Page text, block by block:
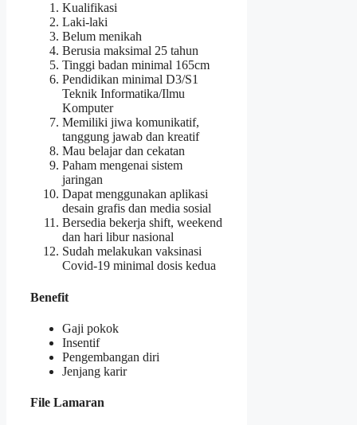
Kualifikasi
Laki-laki
Belum menikah
Berusia maksimal 25 tahun
Tinggi badan minimal 165cm
Pendidikan minimal D3/S1
Teknik Informatika/Ilmu
Komputer
Memiliki jiwa komunikatif,
tanggung jawab dan kreatif
Mau belajar dan cekatan
Paham mengenai sistem
jaringan
Dapat menggunakan aplikasi
desain grafis dan media sosial
Bersedia bekerja shift, weekend
dan hari libur nasional
Sudah melakukan vaksinasi
Covid-19 minimal dosis kedua
Benefit
Gaji pokok
Insentif
Pengembangan diri
Jenjang karir
File Lamaran